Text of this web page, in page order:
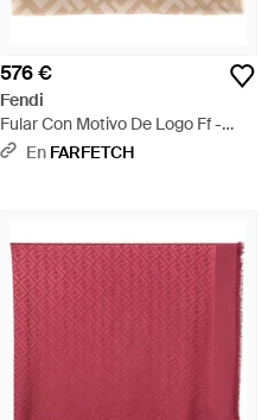
576 €
Fendi
Fular Con Motivo De Logo Ff -
Neutro
En FARFETCH